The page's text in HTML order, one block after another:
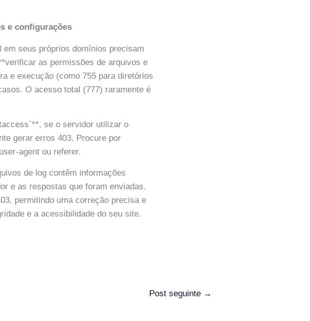
e configurações
seus próprios domínios precisam
as permissões de arquivos e
e execução (como 755 para diretórios
O acesso total (777) raramente é
se o servidor utilizar o
gerar erros 403. Procure por
agent ou referer.
de log contêm informações
e as respostas que foram enviadas.
permitindo uma correção precisa e
e a acessibilidade do seu site.
Post seguinte →